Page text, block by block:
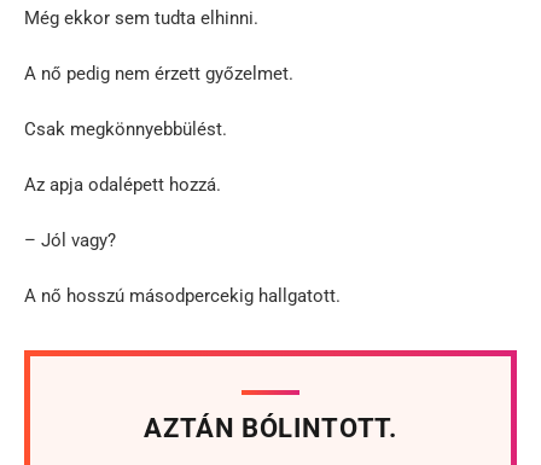
Még ekkor sem tudta elhinni.
A nő pedig nem érzett győzelmet.
Csak megkönnyebbülést.
Az apja odalépett hozzá.
– Jól vagy?
A nő hosszú másodpercekig hallgatott.
AZTÁN BÓLINTOTT.